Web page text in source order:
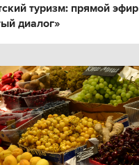
туризм: прямой эфир
диалог»